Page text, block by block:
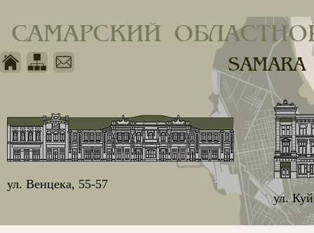
САМАРСКИЙ
ул.
ул. Венцека, 55-57